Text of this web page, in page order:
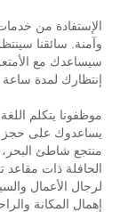
وآمنة. سائقنا
سيساعدك مع
إنتظارك لمدة ساعة
موظفونا يتكلم
يساعدوك على حجز
منتجع شاطئ البحر،
لرجال الأعمال
إهمال المكانة